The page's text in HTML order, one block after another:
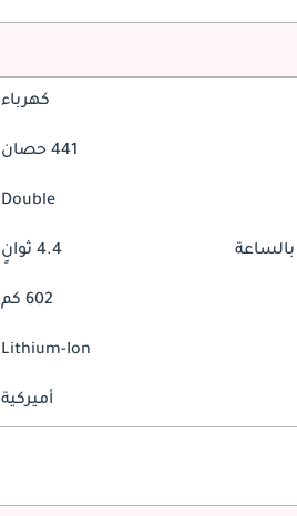
كهرباء
441 حصان
Double
4.4 ثوانٍ
602 كم
Lithium-Ion
أميركية